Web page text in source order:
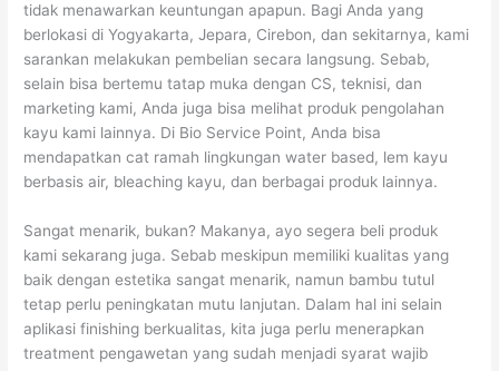
tidak menawarkan keuntungan apapun. Bagi Anda yang
berlokasi di Yogyakarta, Jepara, Cirebon, dan sekitarnya, kami
sarankan melakukan pembelian secara langsung. Sebab,
selain bisa bertemu tatap muka dengan CS, teknisi, dan
marketing kami, Anda juga bisa melihat produk pengolahan
kayu kami lainnya. Di Bio Service Point, Anda bisa
mendapatkan cat ramah lingkungan water based, lem kayu
berbasis air, bleaching kayu, dan berbagai produk lainnya.
Sangat menarik, bukan? Makanya, ayo segera beli produk
kami sekarang juga. Sebab meskipun memiliki kualitas yang
baik dengan estetika sangat menarik, namun bambu tutul
tetap perlu peningkatan mutu lanjutan. Dalam hal ini selain
aplikasi finishing berkualitas, kita juga perlu menerapkan
treatment pengawetan yang sudah menjadi syarat wajib